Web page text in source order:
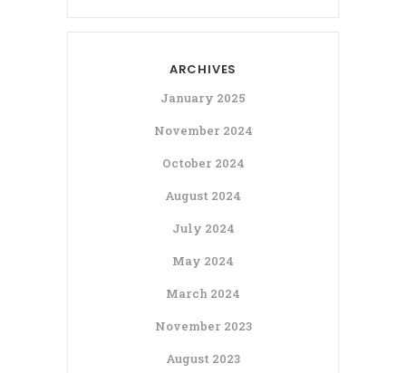
ARCHIVES
January 2025
November 2024
October 2024
August 2024
July 2024
May 2024
March 2024
November 2023
August 2023